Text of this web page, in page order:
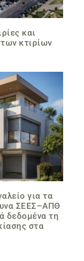
και
κτιρίων
για τα
ΣΕΕΣ–ΑΠΘ
δεδομένα τη
στα